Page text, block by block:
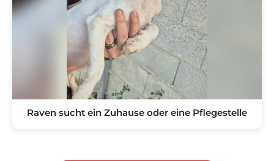
Raven sucht ein Zuhause oder eine Pflegestelle